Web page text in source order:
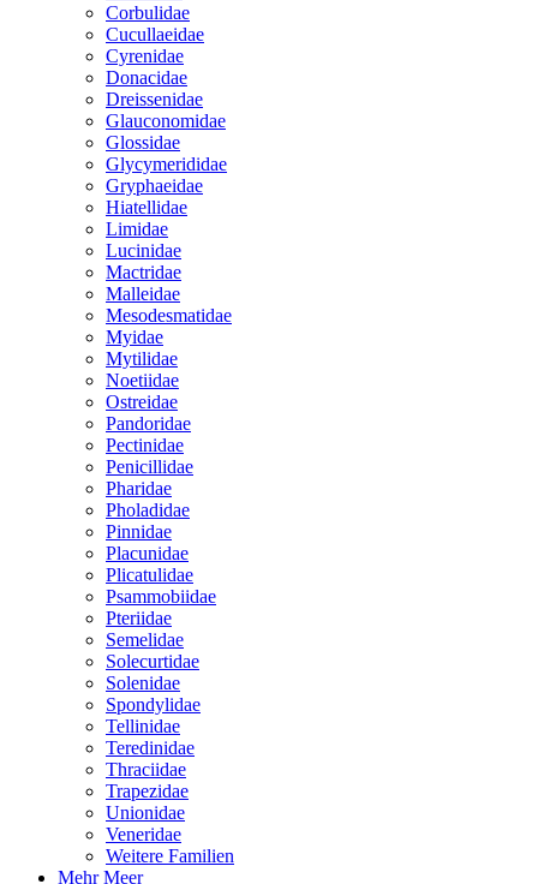
Corbulidae
Cucullaeidae
Cyrenidae
Donacidae
Dreissenidae
Glauconomidae
Glossidae
Glycymerididae
Gryphaeidae
Hiatellidae
Limidae
Lucinidae
Mactridae
Malleidae
Mesodesmatidae
Myidae
Mytilidae
Noetiidae
Ostreidae
Pandoridae
Pectinidae
Penicillidae
Pharidae
Pholadidae
Pinnidae
Placunidae
Plicatulidae
Psammobiidae
Pteriidae
Semelidae
Solecurtidae
Solenidae
Spondylidae
Tellinidae
Teredinidae
Thraciidae
Trapezidae
Unionidae
Veneridae
Weitere Familien
Mehr Meer